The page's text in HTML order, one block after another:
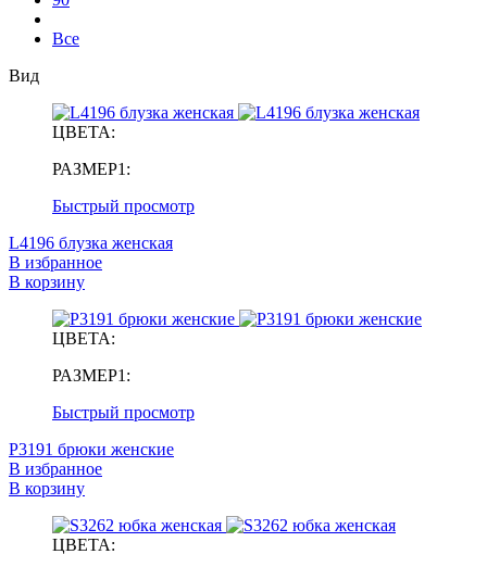
Все
Вид
ЦВЕТА:
РАЗМЕР1:
Быстрый просмотр
L4196 блузка женская
В избранное
В корзину
ЦВЕТА:
РАЗМЕР1:
Быстрый просмотр
P3191 брюки женские
В избранное
В корзину
ЦВЕТА: